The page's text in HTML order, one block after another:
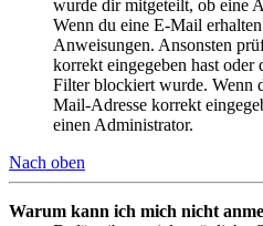
wurde dir mitgeteilt, ob eine
Wenn du eine E-Mail
Anweisungen. Ansonsten
korrekt eingegeben hast
Filter blockiert wurde. Wenn
Mail-Adresse korrekt
einen Administrator.
Nach oben
Warum kann ich mich nicht